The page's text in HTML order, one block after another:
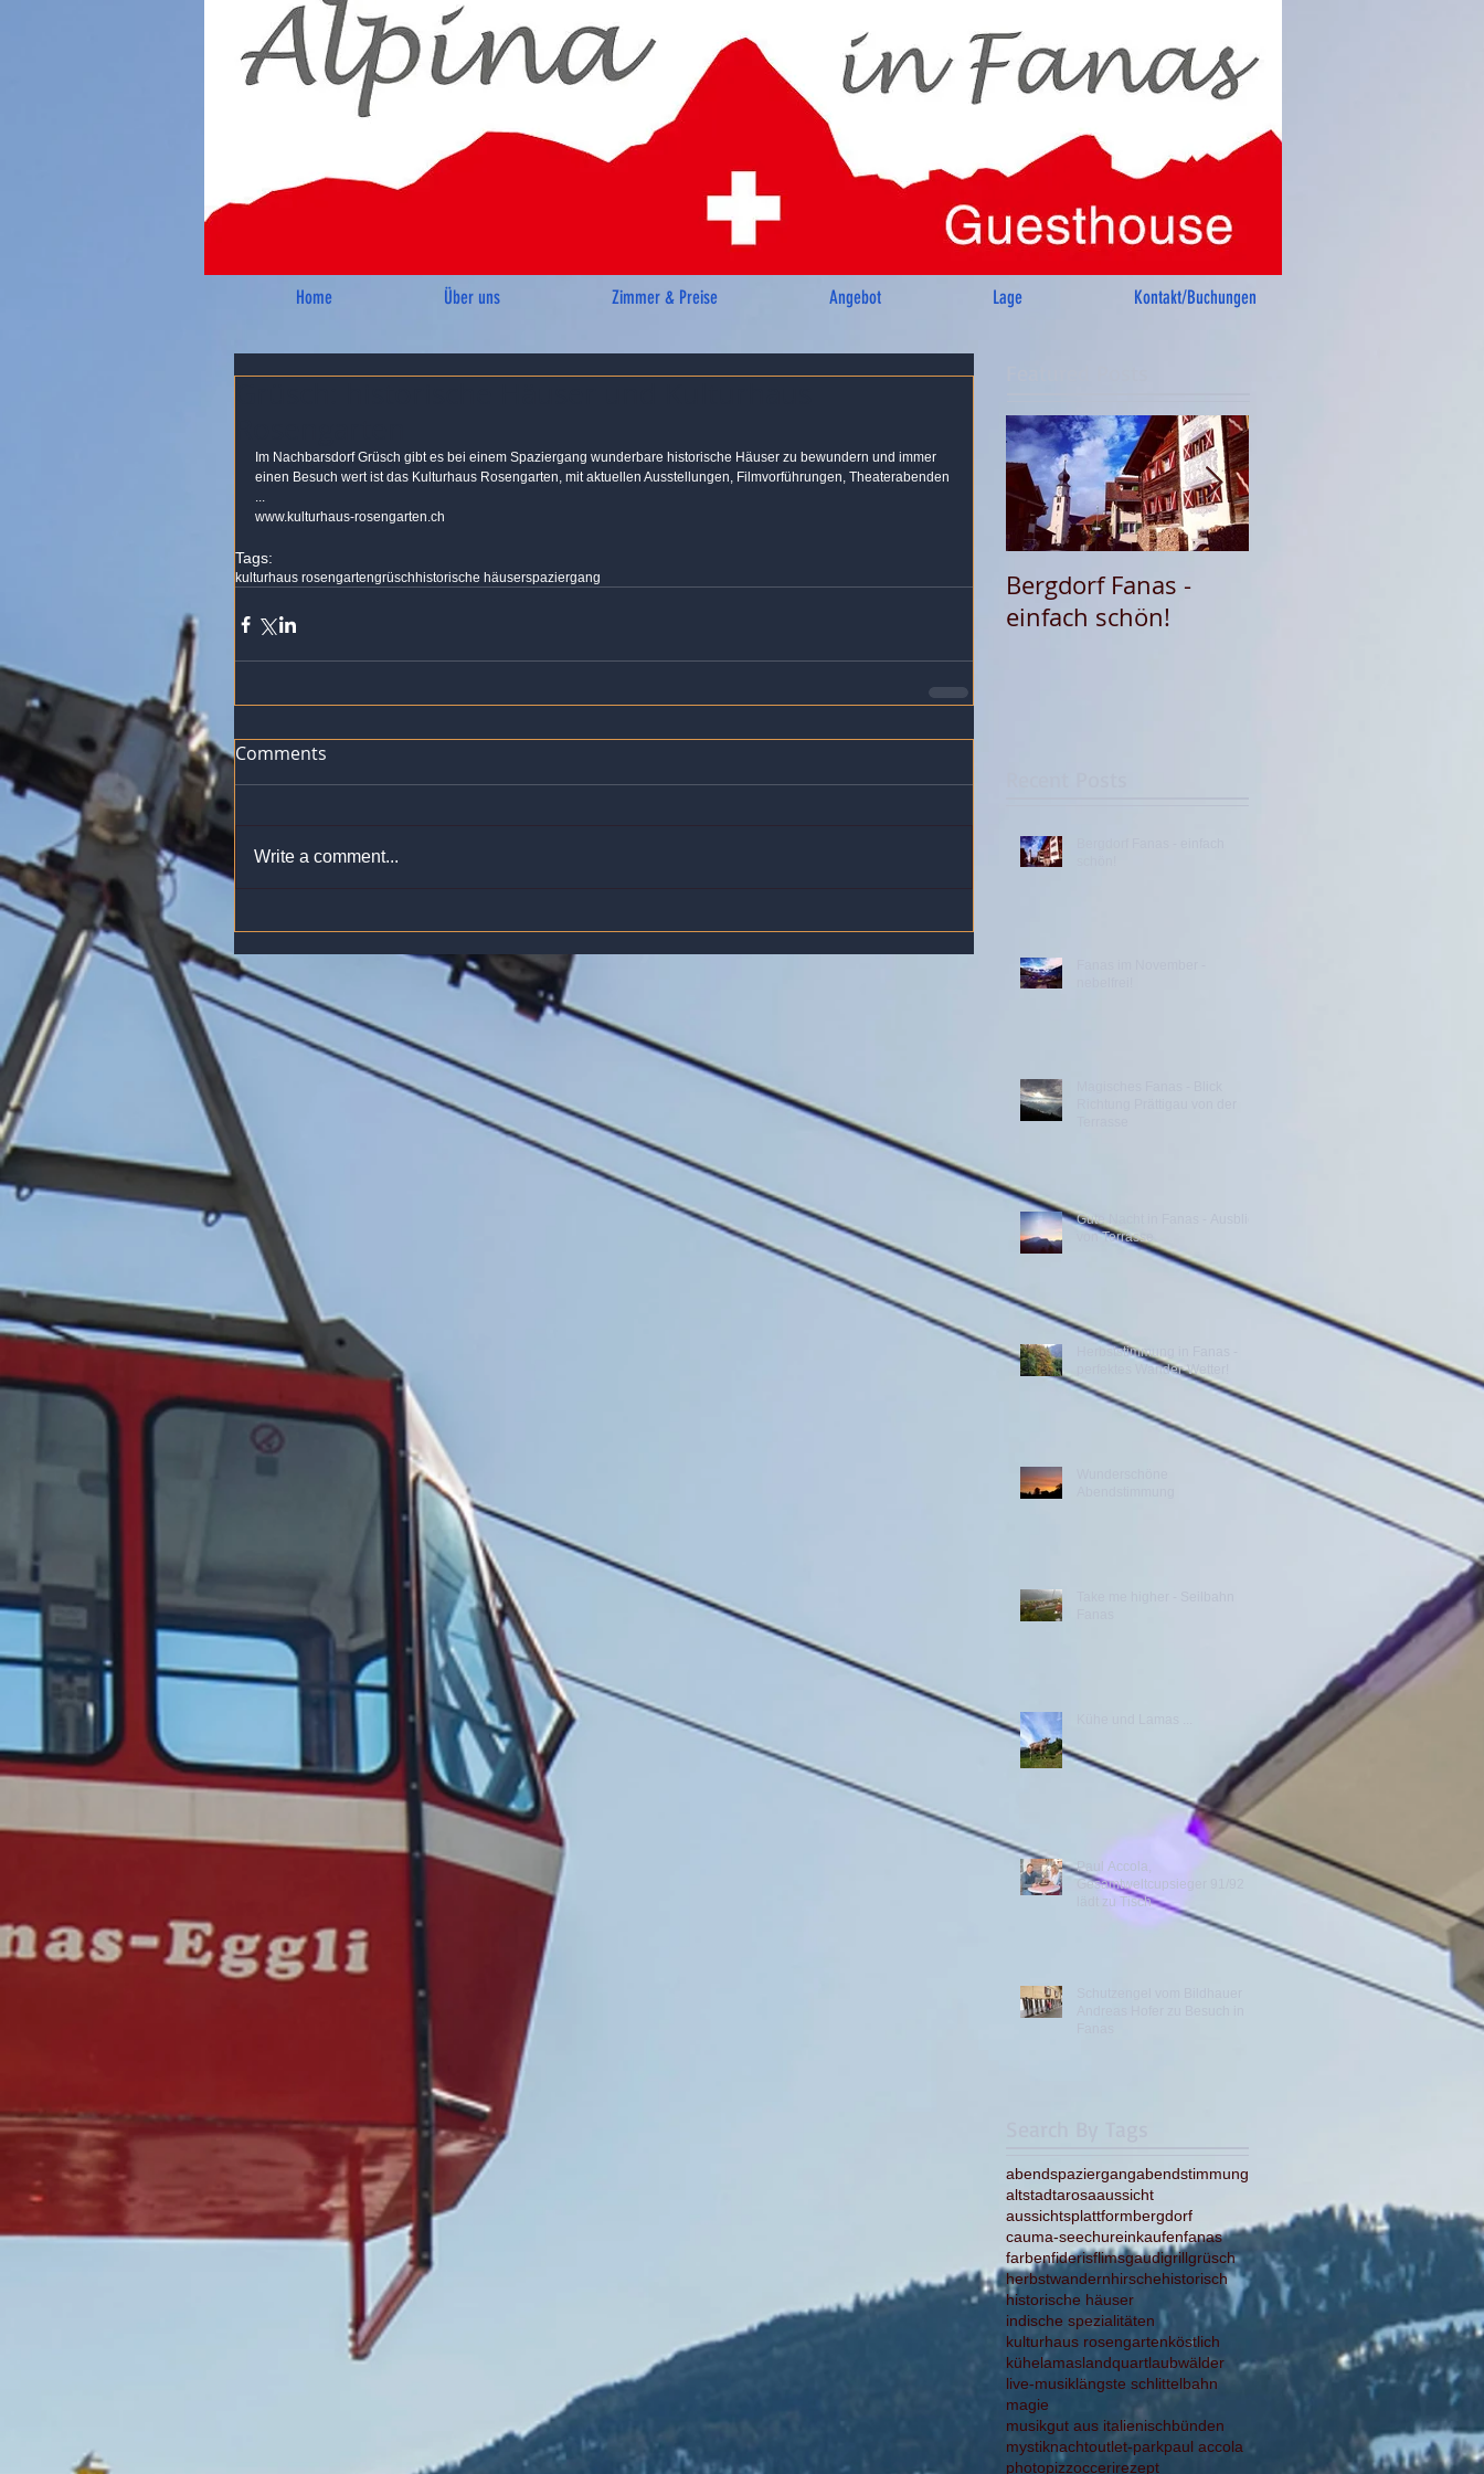
Home Über uns Zimmer & Preise Angebot Lage Kontakt/Buchungen
Im Nachbarsdorf Grüsch gibt es bei einem Spaziergang wunderbare historische Häuser zu bewundern und immer
einen Besuch wert ist das Kulturhaus Rosengarten, mit aktuellen Ausstellungen, Filmvorführungen, Theaterabenden
...
www.kulturhaus-rosengarten.ch
Tags:
kulturhaus rosengartengrüsch historische häuserspaziergang
Comments
Write a comment...
Bergdorf Fanas -
einfach schön!
Gute Nacht in Fanas - Ausblick
von Terrasse
Herbststimmung in Fanas -
perfektes Wander-Wetter!
Paul Accola,
Gesamtweltcupsieger 91/92
lädt zu Tisch
abendspaziergangabendstimmung
altstadtarosaaussicht
aussichtsplattformbergdorf
cauma-seechureinkaufenfanas
farbenfiderisflimsgaudigrillgrüsch
herbstwandernhirschehistorisch
historische häuser
indische spezialitäten
kulturhaus rosengartenköstlich
kühelamaslandquartlaubwälder
live-musiklängste schlittelbahn
magie
musikgut aus italienischbünden
mystiknachtoutlet-parkpaul accola
photopizzoccerirezept